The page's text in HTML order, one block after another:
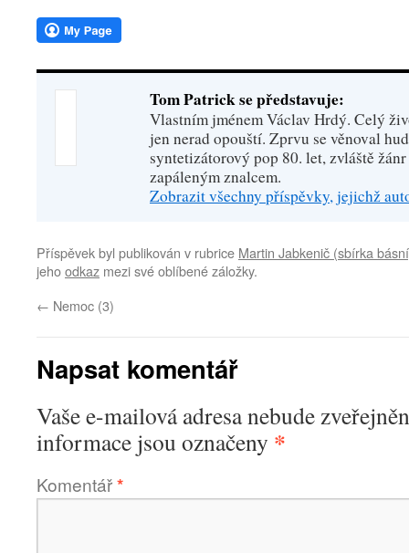
Tom Patrick se představuje:
Vlastním jménem Václav Hrdý. Celý
jen nerad opouští. Zprvu se věnoval
syntetizátorový pop 80. let, zvláště
zapáleným znalcem.
Zobrazit všechny příspěvky, jejichž
Příspěvek byl publikován v rubrice Martin Jabkenič (sbírka
jehoodkaz mezi své oblíbené záložky.
← Nemoc (3)
Napsat komentář
Vaše e-mailová adresa nebude
informace jsou označeny *
Komentář*